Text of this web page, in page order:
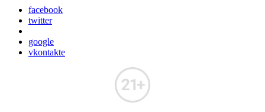
facebook
twitter
google
vkontakte